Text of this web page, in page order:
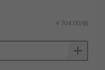
部のクランプは、
ダに転用すること
ソリューションと
なオプションも用
￥704.00/個